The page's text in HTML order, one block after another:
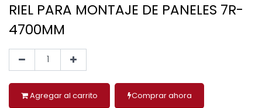
RIEL PARA MONTAJE DE PANELES 7R-
4700MM
Agregar al carrito Comprar ahora